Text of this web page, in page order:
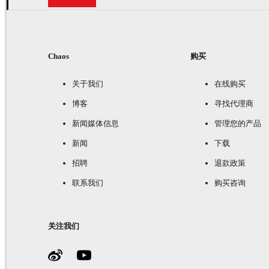
Chaos
关于我们
博客
新闻媒体信息
新闻
招聘
联系我们
购买
在线购买
寻找代理商
管理您的产品
下载
退款政策
购买咨询
关注我们